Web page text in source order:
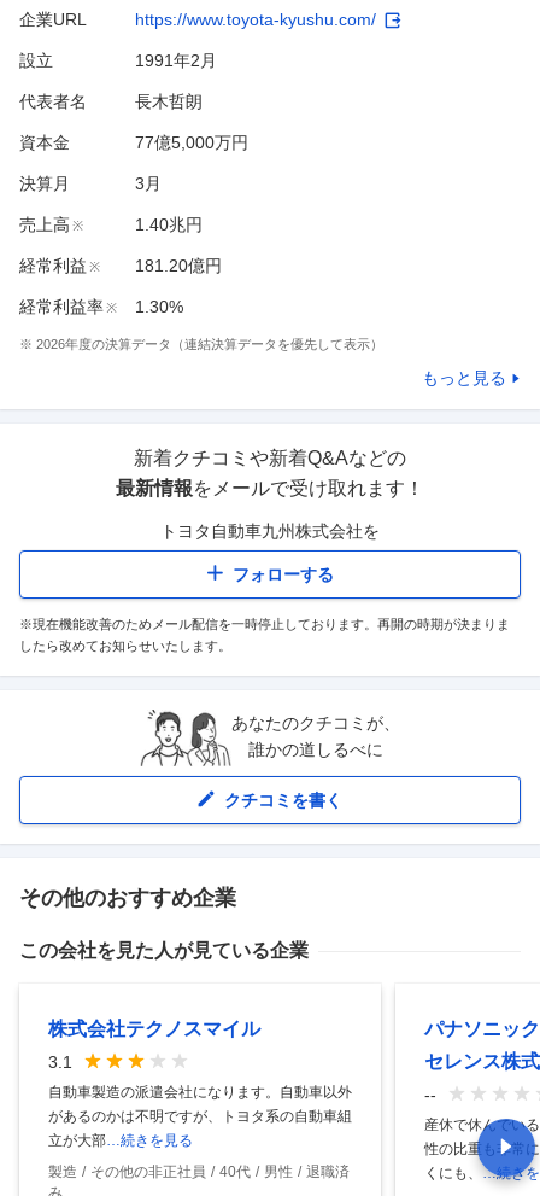
企業URL https://www.toyota-kyushu.com/
設立 1991年2月
代表者名 長木哲朗
資本金 77億5,000万円
決算月 3 月
売上高 ※ 1.40兆円
経常利益 ※ 181.20億円
経常利益率※ 1.30%
※ 2026年度の決算データ（連結決算データを優先して表示）
もっと見る
新着クチコミや新着Q&Aなどの
最新情報をメールで受け取れます！
トヨタ自動車九州株式会社を
フォローする
※現在機能改善のためメール配信を一時停止しております。再開の時期が決まりま
したら改めてお知らせいたします。
あなたのクチコミが、
誰かの道しるべに
クチコミを書く
その他のおすすめ企業
この会社を見た人が見ている企業
株式会社テクノスマイル
3.1
自動車製造の派遣会社になります。自動車以外
があるのかは不明ですが、トヨタ系の自動車組
立が大部 …続きを見る
製造
その他の非正社員 40代 男性
退職済
み
パナソニッ
セレンス株
--
産休で休んでい
性の比重も非常
くにも、 …続き